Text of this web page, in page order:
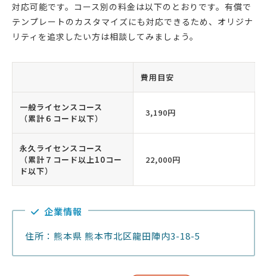
対応可能です。コース別の料金は以下のとおりです。有償で
テンプレートのカスタマイズにも対応できるため、オリジナ
リティを追求したい方は相談してみましょう。
費用目安
一般ライセンスコース
（累計６コード以下）
3,190円
永久ライセンスコース
（累計７コード以上10コー
ド以下）
22,000円
企業情報
住所：熊本県 熊本市北区龍田陣内3-18-5